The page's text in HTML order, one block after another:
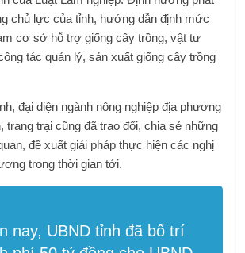
chủ lực của tỉnh, hướng dẫn định mức
cơ sở hỗ trợ giống cây trồng, vật tư
tác quản lý, sản xuất giống cây trồng
đại diện ngành nông nghiệp địa phương
trại cũng đã trao đổi, chia sẻ những
đề xuất giải pháp thực hiện các nghị
trong thời gian tới.
nay, UBND tỉnh đã bố trí